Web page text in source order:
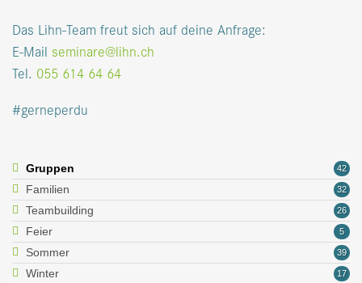
Das Lihn-Team freut sich auf deine Anfrage:
E-Mail seminare@lihn.ch
Tel. 055 614 64 64
#gerneperdu
42
Gruppen
32
Familien
26
Teambuilding
5
Feier
39
Sommer
17
Winter